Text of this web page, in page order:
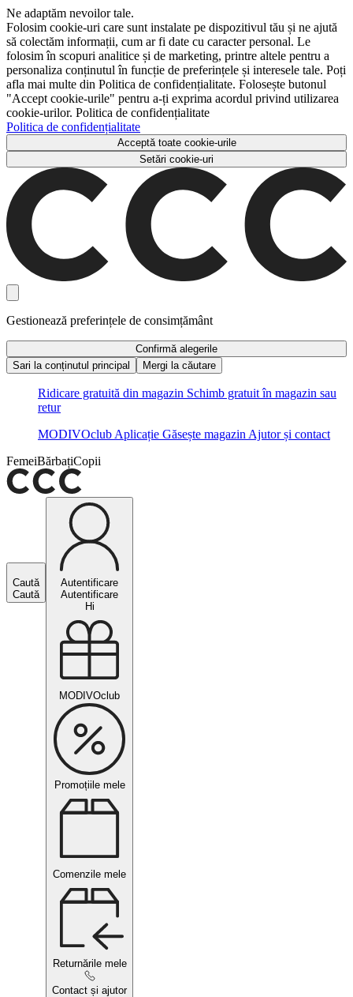
Ne adaptăm nevoilor tale.
Folosim cookie-uri care sunt instalate pe dispozitivul tău și ne ajută
să colectăm informații, cum ar fi date cu caracter personal. Le
folosim în scopuri analitice și de marketing, printre altele pentru a
personaliza conținutul în funcție de preferințele și interesele tale. Poți
afla mai multe din Politica de confidențialitate. Folosește butonul
"Accept cookie-urile" pentru a-ți exprima acordul privind utilizarea
cookie-urilor. Politica de confidențialitate
Politica de confidențialitate
Acceptă toate cookie-urile
Setări cookie-uri
Gestionează preferințele de consimțământ
Confirmă alegerile
Sari la conținutul principal
Mergi la căutare
Ridicare gratuită din magazin Schimb gratuit în magazin sau
retur
MODIVOclub Aplicație Găsește magazin Ajutor și contact
FemeiBărbațiCopii
Caută
Caută
Autentificare
Autentificare
Hi
MODIVOclub
Promoțiile mele
Comenzile mele
Returnările mele
Contact și ajutor